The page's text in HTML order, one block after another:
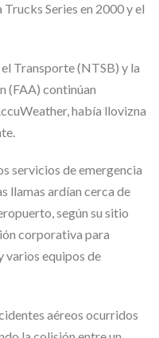
Series en 2000 y el
Transporte (NTSB) y la
(FAA) continúan
había llovizna
servicios de emergencia
llamas ardían cerca de
según su sitio
corporativa para
varios equipos de
aéreos ocurridos